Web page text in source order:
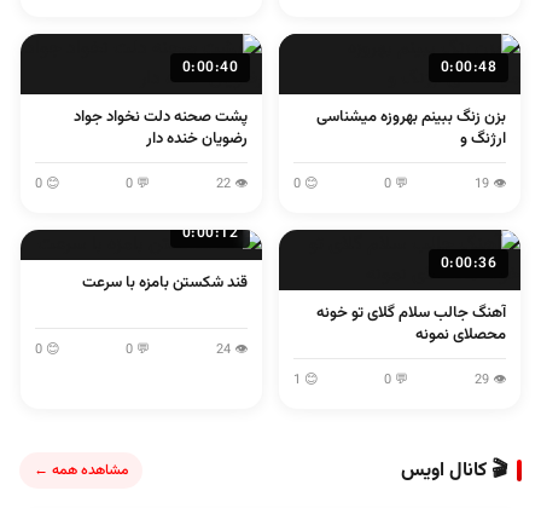
0:00:48
بزن زنگ ببینم بهروزه میشناسی
ارژنگ و
👁 19
💬 0
😊 0
0:00:40
پشت صحنه دلت نخواد جواد
رضویان خنده دار
👁 22
💬 0
😊 0
0:00:36
آهنگ جالب سلام گلای تو خونه
محصلای نمونه
👁 29
💬 0
😊 1
0:00:12
قند شکستن بامزه با سرعت
👁 24
💬 0
😊 0
🎬 کانال اویس مشاهده همه ←